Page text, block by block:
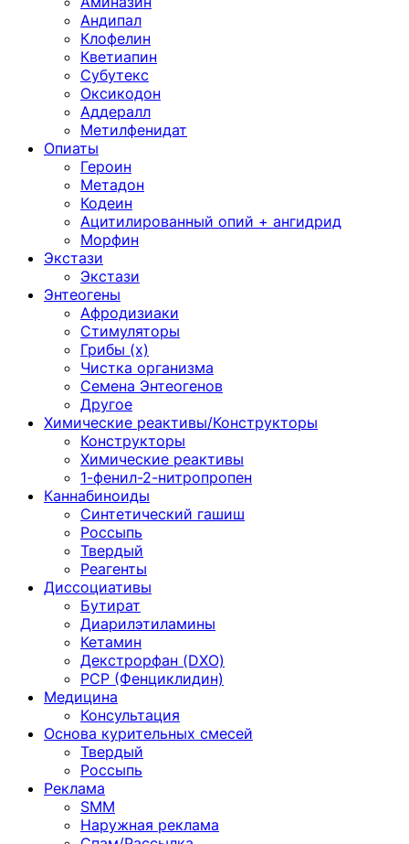
Андипал
Клофелин
Кветиапин
Субутекс
Оксикодон
Аддералл
Метилфенидат
Опиаты
Героин
Метадон
Кодеин
Ацитилированный опий + ангидрид
Морфин
Экстази
Экстази
Энтеогены
Афродизиаки
Стимуляторы
Грибы (х)
Чистка организма
Семена Энтеогенов
Другое
Химические реактивы/Конструкторы
Конструкторы
Химические реактивы
1-фенил-2-нитропропен
Каннабиноиды
Синтетический гашиш
Россыпь
Твердый
Реагенты
Диссоциативы
Бутират
Диарилэтиламины
Кетамин
Декстрорфан (DXO)
PCP (Фенциклидин)
Медицина
Консультация
Основа курительных смесей
Твердый
Россыпь
Реклама
SMM
Наружная реклама